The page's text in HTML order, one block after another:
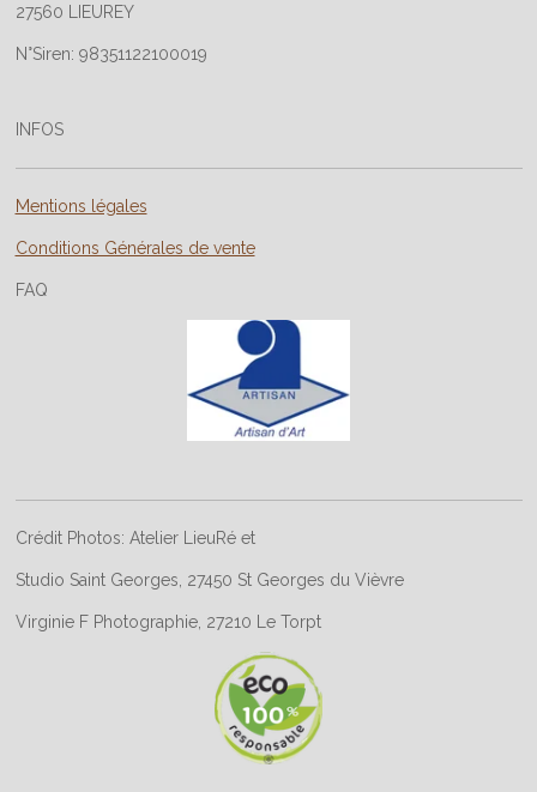
27560 LIEUREY
N°Siren: 98351122100019
INFOS
Mentions légales
Conditions Générales de vente
FAQ
Crédit Photos: Atelier LieuRé et
Studio Saint Georges, 27450 St Georges du Vièvre
Virginie F Photographie, 27210 Le Torpt